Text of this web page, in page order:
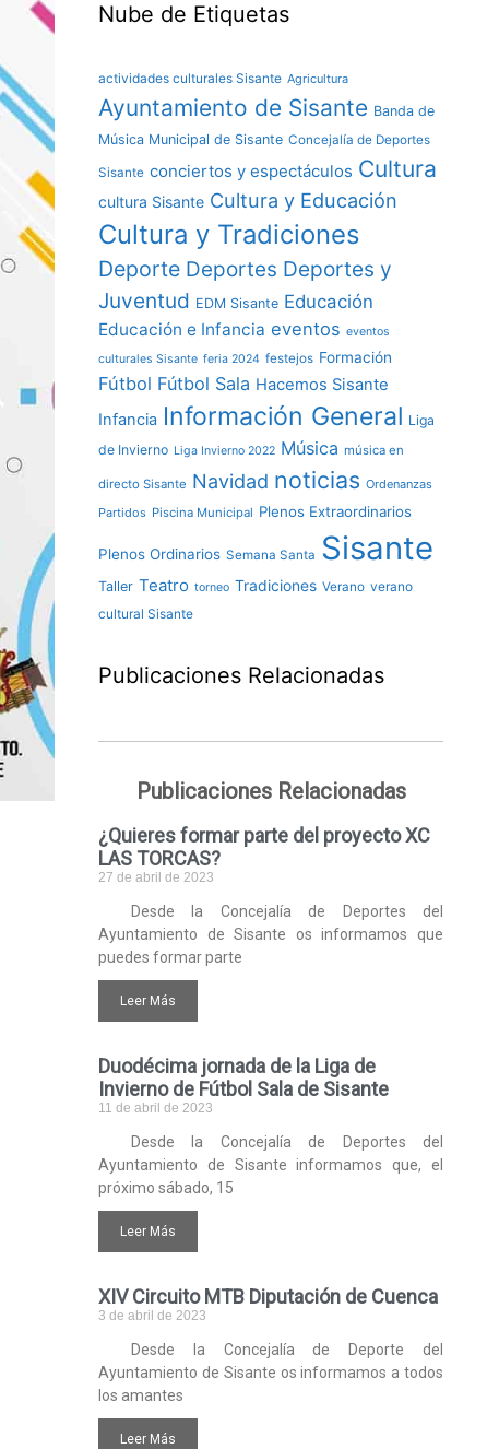
Nube de Etiquetas
actividades culturales Sisante Agricultura
Ayuntamiento de Sisante Banda de
Música Municipal de Sisante Concejalía de Deportes
Sisante conciertos y espectáculos Cultura
cultura Sisante Cultura y Educación
Cultura y Tradiciones
Deporte Deportes Deportes y
Juventud EDM Sisante Educación
Educación e Infancia eventos eventos
culturales Sisante feria 2024 festejos Formación
Fútbol Fútbol Sala Hacemos Sisante
Infancia Información General Liga
de Invierno Liga Invierno 2022 Música música en
directo Sisante Navidad noticias Ordenanzas
Partidos Piscina Municipal Plenos Extraordinarios
Plenos Ordinarios Semana Santa Sisante
Taller Teatro torneo Tradiciones Verano verano
cultural Sisante
Publicaciones Relacionadas
Publicaciones Relacionadas
¿Quieres formar parte del proyecto XC
LAS TORCAS?
27 de abril de 2023
Desde la Concejalía de Deportes del
Ayuntamiento de Sisante os informamos que
puedes formar parte
Leer Más
Duodécima jornada de la Liga de
Invierno de Fútbol Sala de Sisante
11 de abril de 2023
Desde la Concejalía de Deportes del
Ayuntamiento de Sisante informamos que, el
próximo sábado, 15
Leer Más
XIV Circuito MTB Diputación de Cuenca
3 de abril de 2023
Desde la Concejalía de Deporte del
Ayuntamiento de Sisante os informamos a todos
los amantes
Leer Más